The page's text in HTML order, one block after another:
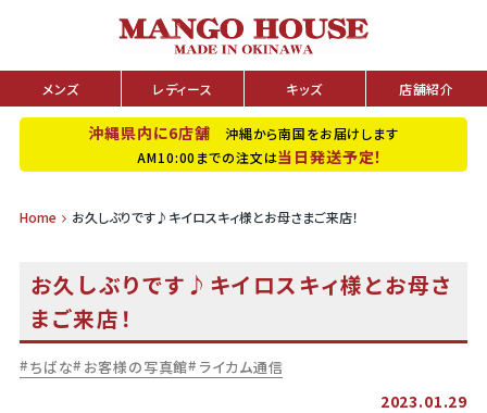
メンズ レディース キッズ 店舗紹介
沖縄県内に6店舗 沖縄から南国をお届けします
AM10:00までの注文は当日発送予定！
Home お久しぶりです♪キイロスキィ様とお母さまご来店！
お久しぶりです♪キイロスキィ様とお母さ
まご来店！
ちばな お客様の写真館 ライカム通信
2023.01.29